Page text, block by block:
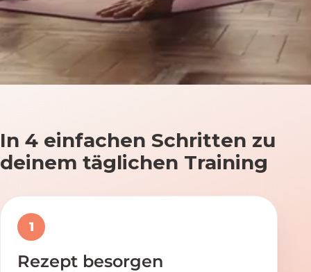
In 4 einfachen Schritten zu
deinem täglichen Training
1
Rezept besorgen